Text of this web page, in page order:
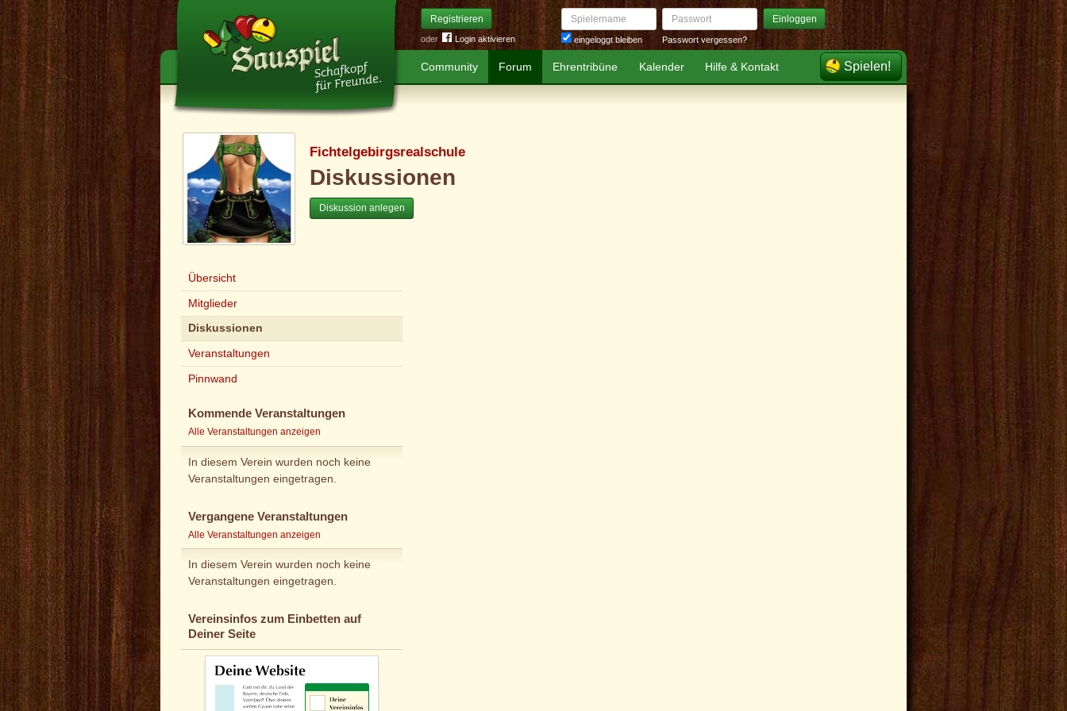
Registrieren
oder Login aktivieren
Spielername
eingeloggt bleiben
Passwort Einloggen
Passwort vergessen?
Community Forum Ehrentribüne Kalender Hilfe & Kontakt Spielen!
Fichtelgebirgsrealschule
Diskussionen
Diskussion anlegen
Übersicht
Mitglieder
Diskussionen
Veranstaltungen
Pinnwand
Kommende Veranstaltungen
Alle Veranstaltungen anzeigen
In diesem Verein wurden noch keine
Veranstaltungen eingetragen.
Vergangene Veranstaltungen
Alle Veranstaltungen anzeigen
In diesem Verein wurden noch keine
Veranstaltungen eingetragen.
Vereinsinfos zum Einbetten auf
Deiner Seite